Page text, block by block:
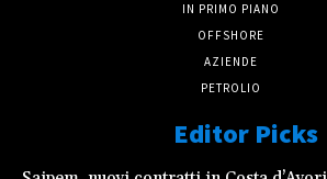
IN PRIMO PIANO
OFFSHORE
AZIENDE
PETROLIO
Editor Picks